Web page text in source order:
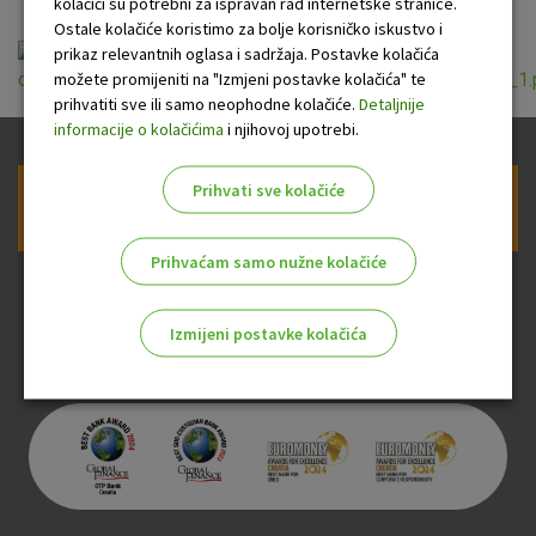
Prijava na newsletter OTP banke
Ostale kolačiće koristimo za bolje korisničko iskustvo i
prikaz relevantnih oglasa i sadržaja. Postavke kolačića
možete promijeniti na "Izmjeni postavke kolačića" te
prihvatiti sve ili samo neophodne kolačiće. Detaljnije
informacije o kolačićima i njihovoj upotrebi.
Prihvati sve kolačiće
Prihvaćam samo nužne kolačiće
Izmijeni postavke kolačića